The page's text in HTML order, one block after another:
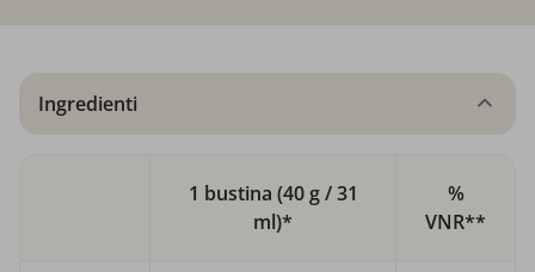
Ingredienti
1 bustina (40 g / 31
ml)*
%
VNR**